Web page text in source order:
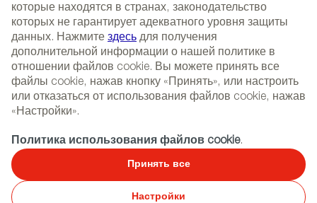
которые находятся в странах, законодательство
которых не гарантирует адекватного уровня защиты
данных. Нажмите здесь для получения
дополнительной информации о нашей политике в
отношении файлов cookie. Вы можете принять все
файлы cookie, нажав кнопку «Принять», или настроить
или отказаться от использования файлов cookie, нажав
«Настройки».
Политика использования файлов cookie.
Принять все
Настройки
NEWSLETTER
СОБЫТИЯ
Select
language
ГЛАВНАЯ
НОВОСТИ И ТЕНДЕНЦИИ
НОВОСТИ И ТЕНДЕНЦИИ
Триумф испанского дизайна
на iF Design Awards 2025